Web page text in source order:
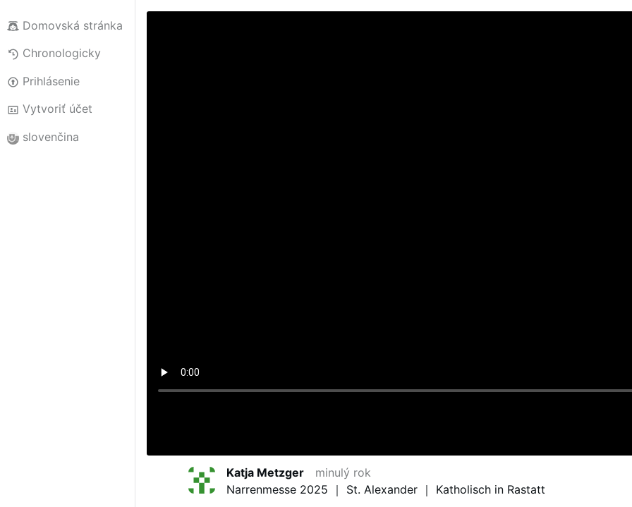
Domovská stránka
Chronologicky
Prihlásenie
Vytvoriť účet
slovenčina
Katja Metzger
minulý rok
Narrenmesse 2025 ｜ St. Alexander ｜ Katholisch in Rastatt